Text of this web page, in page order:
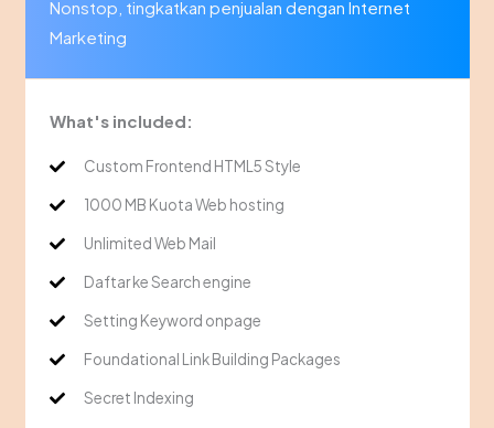
Nonstop, tingkatkan penjualan dengan Internet
Marketing
What's included:
Custom Frontend HTML5 Style
1000 MB Kuota Web hosting
Unlimited Web Mail
Daftar ke Search engine
Setting Keyword onpage
Foundational Link Building Packages
Secret Indexing